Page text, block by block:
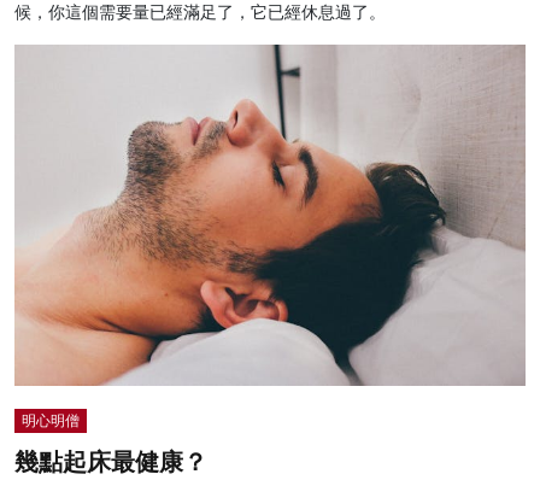
候，你這個需要量已經滿足了，它已經休息過了。
明心明僧
幾點起床最健康？